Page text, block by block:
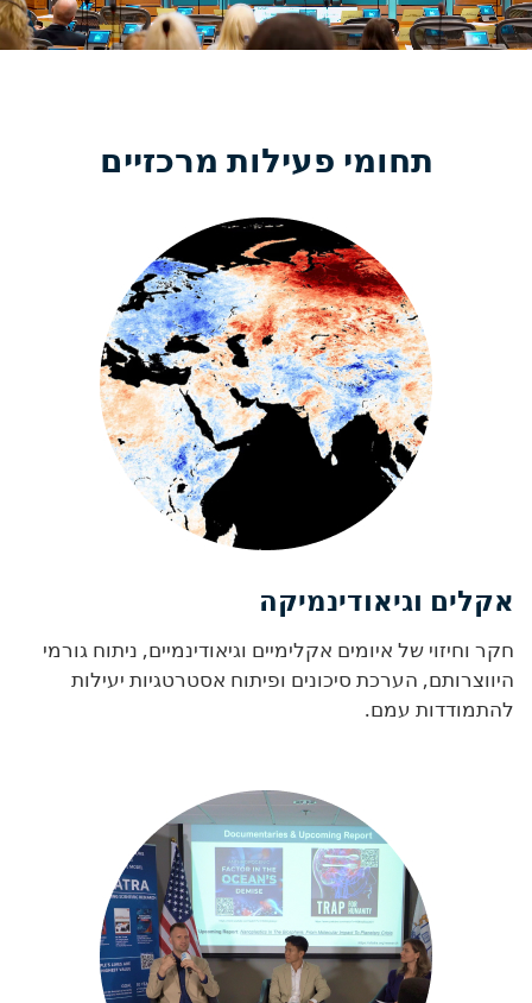
תחומי פעילות מרכזיים
אקלים וגיאודינמיקה
חקר וחיזוי של איומים אקלימיים וגיאודינמיים, ניתוח גורמי
היווצרותם, הערכת סיכונים ופיתוח אסטרטגיות יעילות
להתמודדות עמם.